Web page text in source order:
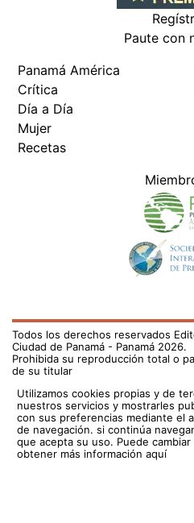
Paute con
Panamá América
Crítica
Día a Día
Mujer
Recetas
Todos los derechos reservados
Ciudad de Panamá - Panamá 2026.
Prohibida su reproducción total o
de su titular
Utilizamos cookies propias y de
nuestros servicios y mostrarles
con sus preferencias mediante el
de navegación. si continúa
que acepta su uso. Puede
obtener más información aquí